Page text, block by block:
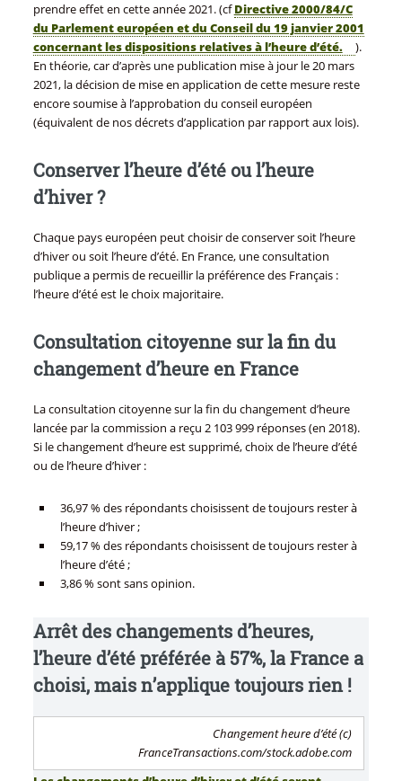
prendre effet en cette année 2021. (cfDirective 2000/84/C
du Parlement européen et du Conseil du 19 janvier 2001
concernant les dispositions relatives à l’heure d’été.
).
En théorie, car d’après une publication mise à jour le 20 mars
2021, la décision de mise en application de cette mesure reste
encore soumise à l’approbation du conseil européen
(équivalent de nos décrets d’application par rapport aux lois).
Conserver l’heure d’été ou l’heure
d’hiver ?
Chaque pays européen peut choisir de conserver soit l’heure
d’hiver ou soit l’heure d’été. En France, une consultation
publique a permis de recueillir la préférence des Français :
l’heure d’été est le choix majoritaire.
Consultation citoyenne sur la fin du
changement d’heure en France
La consultation citoyenne sur la fin du changement d’heure
lancée par la commission a reçu 2 103 999 réponses (en 2018).
Si le changement d’heure est supprimé, choix de l’heure d’été
ou de l’heure d’hiver :
36,97 % des répondants choisissent de toujours rester à
l’heure d’hiver ;
59,17 % des répondants choisissent de toujours rester à
l’heure d’été ;
3,86 % sont sans opinion.
Arrêt des changements d’heures,
l’heure d’été préférée à 57%, la France a
choisi, mais n’applique toujours rien !
Changement heure d’été (c)
FranceTransactions.com/stock.adobe.com